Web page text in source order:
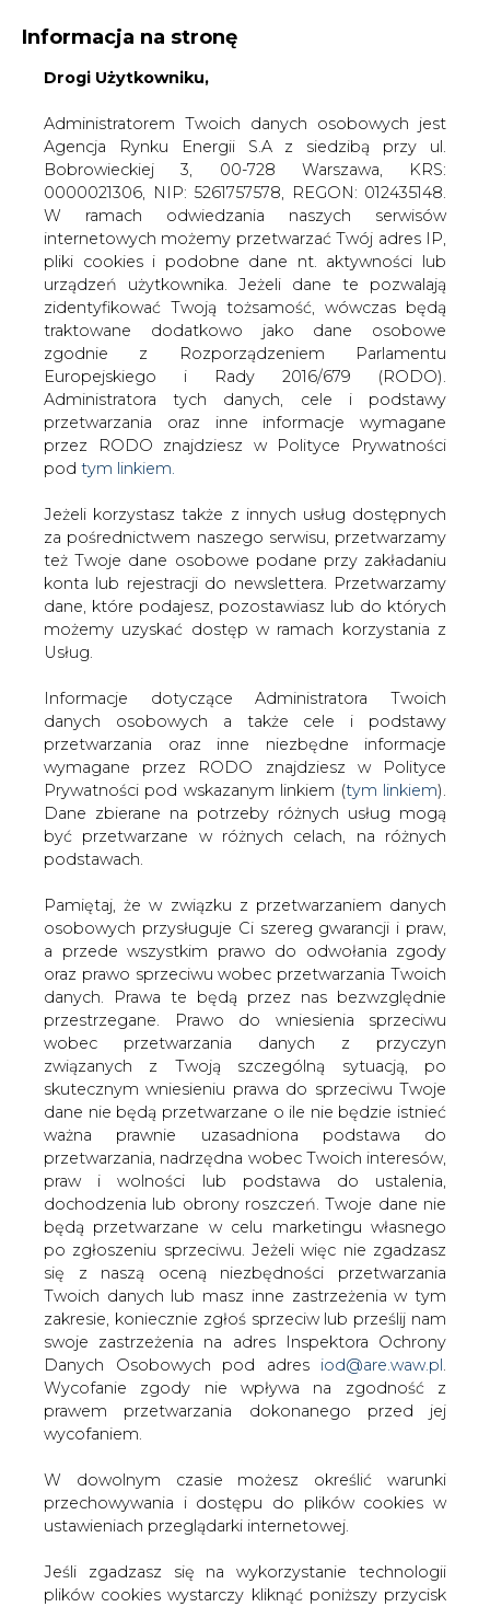
KONTAKT:
WYDAWCA PORTALU:
WYSOKI KONTRAST WIELKOŚĆ TEKSTU A A
ZALOGUJ SIĘ
WŁĄCZ CIRE.TV
Informacja na stronę
Drogi Użytkowniku,
Administratorem Twoich danych osobowych jest
Agencja Rynku Energii S.A z siedzibą przy ul.
Bobrowieckiej 3, 00-728 Warszawa, KRS:
0000021306, NIP: 5261757578, REGON: 012435148.
W ramach odwiedzania naszych serwisów
internetowych możemy przetwarzać Twój adres IP,
pliki cookies i podobne dane nt. aktywności lub
urządzeń użytkownika. Jeżeli dane te pozwalają
zidentyfikować Twoją tożsamość, wówczas będą
traktowane dodatkowo jako dane osobowe
zgodnie z Rozporządzeniem Parlamentu
Europejskiego i Rady 2016/679 (RODO).
Administratora tych danych, cele i podstawy
przetwarzania oraz inne informacje wymagane
przez RODO znajdziesz w Polityce Prywatności
pod tym linkiem.
Jeżeli korzystasz także z innych usług dostępnych
za pośrednictwem naszego serwisu, przetwarzamy
też Twoje dane osobowe podane przy zakładaniu
konta lub rejestracji do newslettera. Przetwarzamy
dane, które podajesz, pozostawiasz lub do których
możemy uzyskać dostęp w ramach korzystania z
Usług.
Informacje dotyczące Administratora Twoich
danych osobowych a także cele i podstawy
przetwarzania oraz inne niezbędne informacje
wymagane przez RODO znajdziesz w Polityce
Prywatności pod wskazanym linkiem (tym linkiem).
Dane zbierane na potrzeby różnych usług mogą
być przetwarzane w różnych celach, na różnych
podstawach.
Pamiętaj, że w związku z przetwarzaniem danych
osobowych przysługuje Ci szereg gwarancji i praw,
a przede wszystkim prawo do odwołania zgody
oraz prawo sprzeciwu wobec przetwarzania Twoich
danych. Prawa te będą przez nas bezwzględnie
przestrzegane. Prawo do wniesienia sprzeciwu
wobec przetwarzania danych z przyczyn
związanych z Twoją szczególną sytuacją, po
skutecznym wniesieniu prawa do sprzeciwu Twoje
dane nie będą przetwarzane o ile nie będzie istnieć
ważna prawnie uzasadniona podstawa do
przetwarzania, nadrzędna wobec Twoich interesów,
praw i wolności lub podstawa do ustalenia,
dochodzenia lub obrony roszczeń. Twoje dane nie
będą przetwarzane w celu marketingu własnego
po zgłoszeniu sprzeciwu. Jeżeli więc nie zgadzasz
się z naszą oceną niezbędności przetwarzania
Twoich danych lub masz inne zastrzeżenia w tym
zakresie, koniecznie zgłoś sprzeciw lub prześlij nam
swoje zastrzeżenia na adres Inspektora Ochrony
Danych Osobowych pod adres iod@are.waw.pl.
Wycofanie zgody nie wpływa na zgodność z
prawem przetwarzania dokonanego przed jej
wycofaniem.
W dowolnym czasie możesz określić warunki
przechowywania i dostępu do plików cookies w
ustawieniach przeglądarki internetowej.
Jeśli zgadzasz się na wykorzystanie technologii
plików cookies wystarczy kliknąć poniższy przycisk
Strona główna
SERWIS INFORMACYJNY CIRE
/ Dziewięciu chętnych na budowę elektrowni
gazowej w Grudziądzu
drukuj
skomentuj
udostępnij
Dziewięciu chętnych na budowę
Dziewięć konsorcjów jest
zainteresowanych budową pod klucz
bloku gazowo-parowego o mocy
420&#8211;600 MW w Grudziądzu
&#8211; dowiedział się &#8222;Dziennik
Gazeta Prawna&#8221;. Inwestycję o
wartości ok. 1,5 mld zł realizuje Energa.
Jak powiedział cytowany przez DGP Mirosław Bieliński,
prezes Energi, do budowy elektrowni zgłosiły się firmy z
Chin, Niemiec, Hiszpanii, Francji i Polski. Według DGP są
wśród nich m.in.: Iberdrola, Abener, SNC-Lavalin i
Siemens oraz PBG Oil and Gas, kontrolowana przez PBG.
PBG Oil and Gas ma wystąpić w konsorcjum z chińskim
koncernem North China Power Engineering.
Z informacji DGP wynika, że do przetargu nie przystąpiły:
Polimex-Mostostal oraz Rafako.
Uruchomienie elektrowni w Grudziądzu planowane jest
na 2017 r.
Artykuł powstał bez wsparcia narzędzi sztucznej inteligencji.